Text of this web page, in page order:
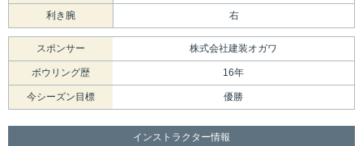
利き腕 右
スポンサー 株式会社建装オガワ
ボウリング歴 16年
今シーズン目標 優勝
インストラクター情報